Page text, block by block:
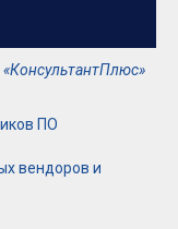
«КонсультантПлюс»
ПО
вендоров и